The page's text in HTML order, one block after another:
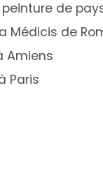
peinture de
Médicis de
Amiens
Paris